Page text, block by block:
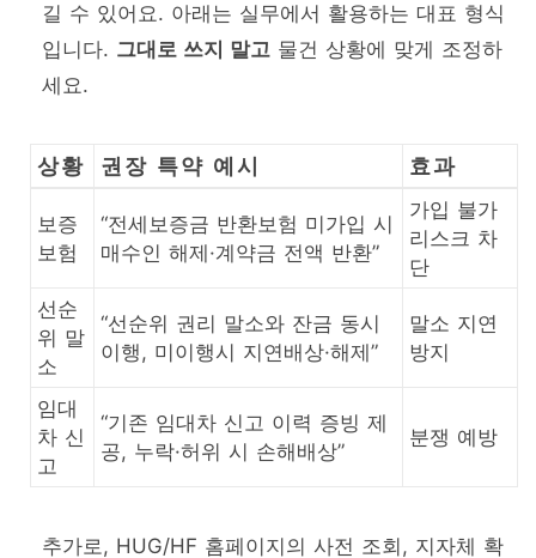
길 수 있어요. 아래는 실무에서 활용하는 대표 형식
입니다. 그대로 쓰지 말고 물건 상황에 맞게 조정하
세요.
상황 권장 특약 예시 효과
보증
보험
“전세보증금 반환보험 미가입 시
매수인 해제·계약금 전액 반환”
가입 불가
리스크 차
단
선순
위 말
소
“선순위 권리 말소와 잔금 동시
이행, 미이행시 지연배상·해제”
말소 지연
방지
임대
차 신
고
“기존 임대차 신고 이력 증빙 제
공, 누락·허위 시 손해배상”
분쟁 예방
추가로, HUG/HF 홈페이지의 사전 조회, 지자체 확